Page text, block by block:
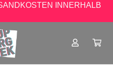
INNERHALB